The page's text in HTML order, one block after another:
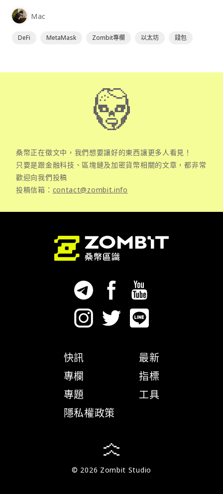
為插件使用，具備許多功能且使用上非常方便。
Mac
DeFi MetaMask Zombit專欄 以太坊 錢包
桑幣正在徵文中，我們想要讓好的東西讓更多人看見！
只要是跟金融科技、區塊鏈及加密貨幣相關的文章，都非常
歡迎向我們投稿
投稿信箱： contact@zombit.info
快訊
專欄
專題
隱私權政策
最新
指標
工具
© 2026 Zombit Studio